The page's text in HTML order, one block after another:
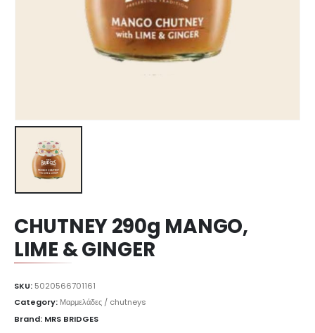
CHUTNEY 290g MANGO,
LIME & GINGER
SKU: 5020566701161
Category: Μαρμελάδες / chutneys
Brand: MRS BRIDGES